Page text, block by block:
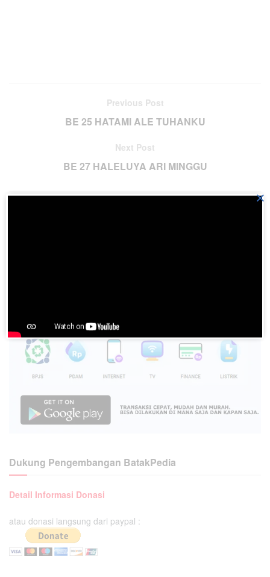
Previous Post
BE 25 HATAMI ALE TUHANKU
Next Post
BE 27 HALELUYA ARI MINGGU
Dukung Pengembangan BatakPedia
Detail Informasi Donasi
atau donasi langsung dari paypal :
×